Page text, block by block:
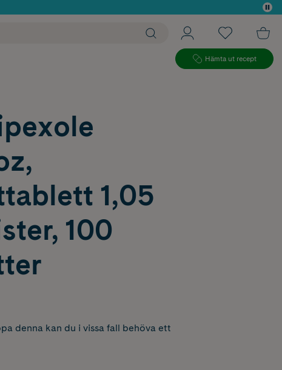
Hämta ut recept
1,05
100
denna kan du i vissa fall behöva ett